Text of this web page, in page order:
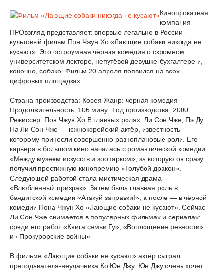
Кинопрокатная
компания
ПРОвзгляд представляет: впервые легально в России -
культовый фильм Пон Чжун Хо «Лающие собаки никогда не
кусают». Это остроумная чёрная комедия о скромном
университетском лекторе, непутёвой девушке-бухгалтере и,
конечно, собаке. Фильм 20 апреля появился на всех
цифровых площадках.
Страна производства: Корея Жанр: черная комедия
Продолжительность: 106 минут Год производства: 2000
Режиссер: Пон Чжун Хо В главных ролях: Ли Сон Чже, Пэ Ду
На Ли Сон Чже — южнокорейский актёр, известность
которому принесли совершенно разноплановые роли. Его
карьера в большом кино началась с романтической комедии
«Между музеем искусств и зоопарком», за которую он сразу
получил престижную кинопремию «Голубой дракон».
Следующей работой стала мистическая драма
«Влюблённый призрак». Затем была главная роль в
бандитской комедии «Атакуй заправки!», а после — в чёрной
комедии Пона Чжун Хо «Лающие собаки не кусают». Сейчас
Ли Сон Чже снимается в популярных фильмах и сериалах:
среди его работ «Книга семьи Гу», «Воплощение ревности»
и «Прокурорские войны».
В фильме «Лающие собаки не кусают» актёр сыграл
преподавателя-неудачника Ко Юн Джу. Юн Джу очень хочет